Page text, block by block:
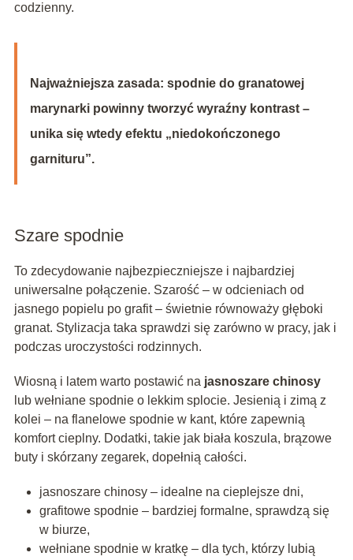
codzienny.
Najważniejsza zasada: spodnie do granatowej
marynarki powinny tworzyć wyraźny kontrast –
unika się wtedy efektu „niedokończonego
garnituru”.
Szare spodnie
To zdecydowanie najbezpieczniejsze i najbardziej
uniwersalne połączenie. Szarość – w odcieniach od
jasnego popielu po grafit – świetnie równoważy głęboki
granat. Stylizacja taka sprawdzi się zarówno w pracy, jak i
podczas uroczystości rodzinnych.
Wiosną i latem warto postawić na jasnoszare chinosy
lub wełniane spodnie o lekkim splocie. Jesienią i zimą z
kolei – na flanelowe spodnie w kant, które zapewnią
komfort cieplny. Dodatki, takie jak biała koszula, brązowe
buty i skórzany zegarek, dopełnią całości.
jasnoszare chinosy – idealne na cieplejsze dni,
grafitowe spodnie – bardziej formalne, sprawdzą się
w biurze,
wełniane spodnie w kratkę – dla tych, którzy lubią